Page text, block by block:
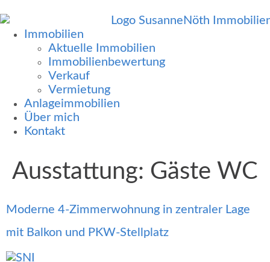
Immobilien
Aktuelle Immobilien
Immobilienbewertung
Verkauf
Vermietung
Anlageimmobilien
Über mich
Kontakt
Ausstattung: Gäste WC
Moderne 4-Zimmerwohnung in zentraler Lage
mit Balkon und PKW-Stellplatz